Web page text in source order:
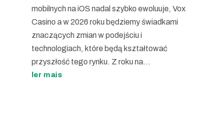
mobilnych na iOS nadal szybko ewoluuje, Vox
Casino a w 2026 roku będziemy świadkami
znaczących zmian w podejściu i
technologiach, które będą kształtować
przyszłość tego rynku. Z roku na...
ler mais